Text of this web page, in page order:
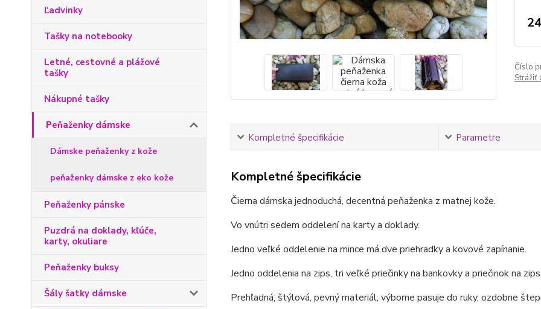
Ľadvinky
Tašky na notebooky
Letné, cestovné a plážové
tašky
Nákupné tašky
Peňaženky dámske
Dámske peňaženky z kože
peňaženky dámske z eko kože
Peňaženky pánske
Puzdrá na doklady, kľúče,
karty, okuliare
Peňaženky buksy
Šály šatky dámske
Číslo
Strážiť
Kompletné špecifikácie Parametre
Kompletné špecifikácie
Čierna dámska jednoduchá, decentná peňaženka z matnej kože.
Vo vnútri sedem oddelení na karty a doklady.
Jedno veľké oddelenie na mince má dve priehradky a kovové zapínanie.
Jedno oddelenia na zips, tri veľké priečinky na bankovky a priečinok na zips.
Prehľadná, štýlová, pevný materiál, výborne pasuje do ruky, ozdobne